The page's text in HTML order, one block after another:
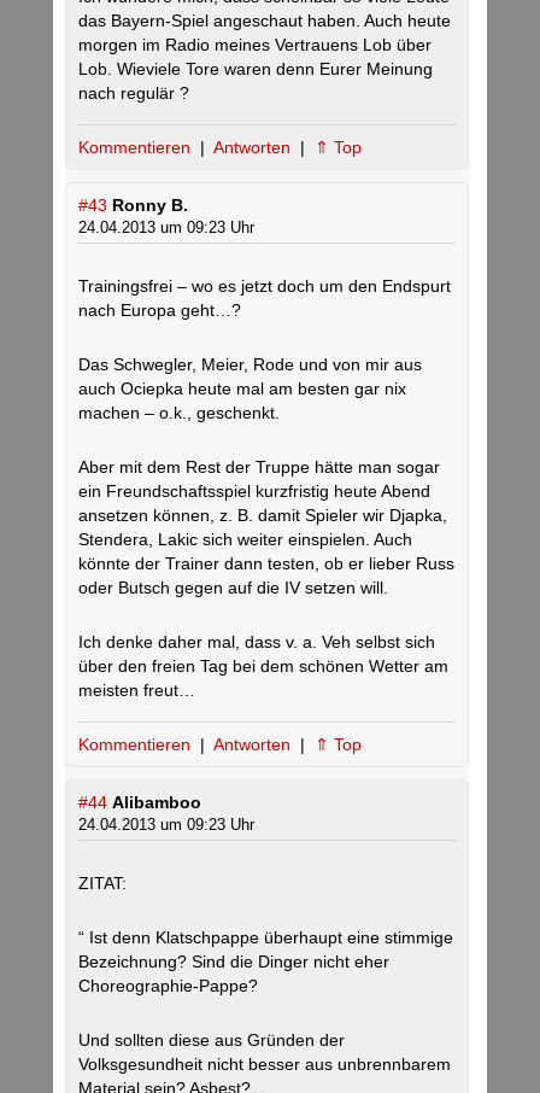
das Bayern-Spiel angeschaut haben. Auch heute
morgen im Radio meines Vertrauens Lob über
Lob. Wieviele Tore waren denn Eurer Meinung
nach regulär ?
Kommentieren | Antworten | ⇑ Top
#43 Ronny B.
24.04.2013 um 09:23 Uhr
Trainingsfrei – wo es jetzt doch um den Endspurt
nach Europa geht…?
Das Schwegler, Meier, Rode und von mir aus
auch Ociepka heute mal am besten gar nix
machen – o.k., geschenkt.
Aber mit dem Rest der Truppe hätte man sogar
ein Freundschaftsspiel kurzfristig heute Abend
ansetzen können, z. B. damit Spieler wir Djapka,
Stendera, Lakic sich weiter einspielen. Auch
könnte der Trainer dann testen, ob er lieber Russ
oder Butsch gegen auf die IV setzen will.
Ich denke daher mal, dass v. a. Veh selbst sich
über den freien Tag bei dem schönen Wetter am
meisten freut…
Kommentieren | Antworten | ⇑ Top
#44 Alibamboo
24.04.2013 um 09:23 Uhr
ZITAT:
“ Ist denn Klatschpappe überhaupt eine stimmige
Bezeichnung? Sind die Dinger nicht eher
Choreographie-Pappe?
Und sollten diese aus Gründen der
Volksgesundheit nicht besser aus unbrennbarem
Material sein? Asbest? „